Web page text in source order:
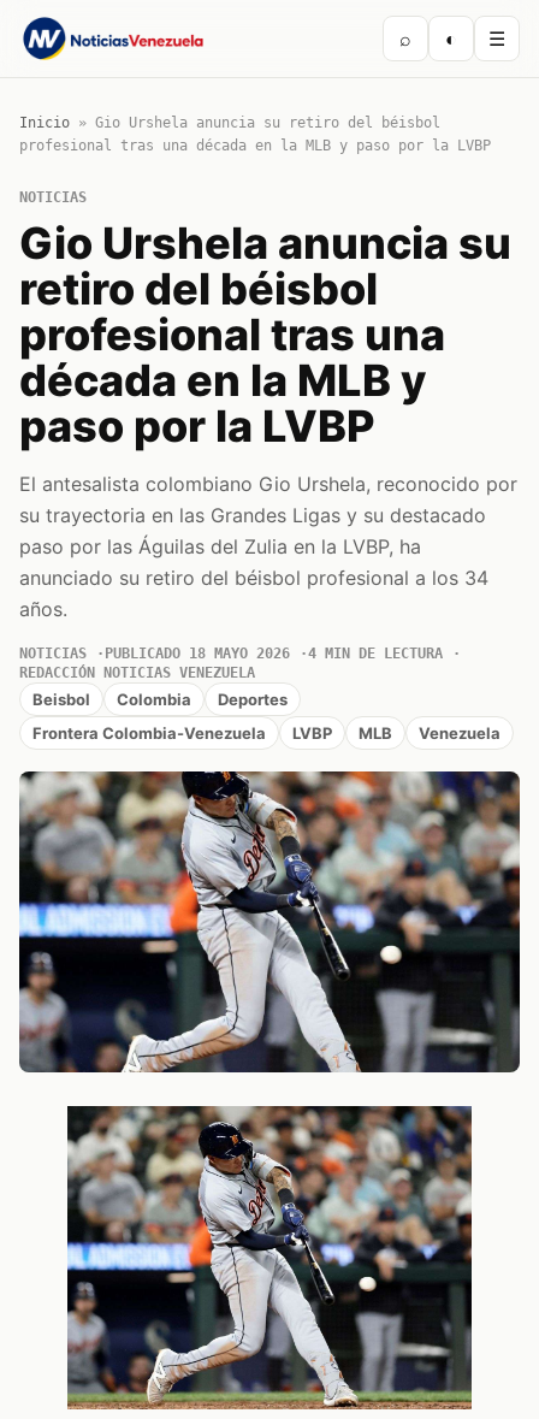
⌕ ◐ ☰
Inicio » Gio Urshela anuncia su retiro del béisbol
profesional tras una década en la MLB y paso por la LVBP
NOTICIAS
Gio Urshela anuncia su
retiro del béisbol
profesional tras una
década en la MLB y
paso por la LVBP
El antesalista colombiano Gio Urshela, reconocido por
su trayectoria en las Grandes Ligas y su destacado
paso por las Águilas del Zulia en la LVBP, ha
anunciado su retiro del béisbol profesional a los 34
años.
NOTICIAS PUBLICADO 18 MAYO 2026
4 MIN DE LECTURA
REDACCIÓN NOTICIAS VENEZUELA
Beisbol Colombia
Deportes
Frontera Colombia-Venezuela
LVBP MLB Venezuela